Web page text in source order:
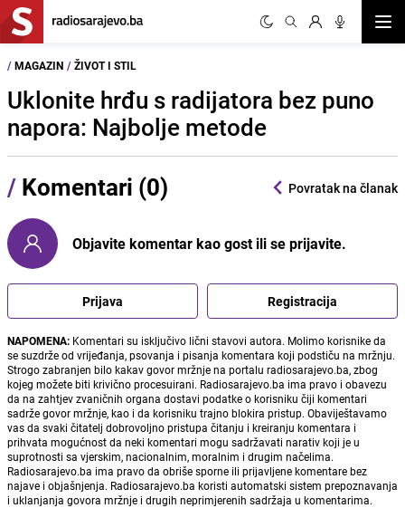
/ MAGAZIN / ŽIVOT I STIL
Uklonite hrđu s radijatora bez puno
napora: Najbolje metode
/ Komentari (0) Povratak na članak
Objavite komentar kao gost ili se prijavite.
Prijava Registracija
NAPOMENA: Komentari su isključivo lični stavovi autora. Molimo korisnike da
se suzdrže od vrijeđanja, psovanja i pisanja komentara koji podstiču na mržnju.
Strogo zabranjen bilo kakav govor mržnje na portalu radiosarajevo.ba, zbog
kojeg možete biti krivično procesuirani. Radiosarajevo.ba ima pravo i obavezu
da na zahtjev zvaničnih organa dostavi podatke o korisniku čiji komentari
sadrže govor mržnje, kao i da korisniku trajno blokira pristup. Obaviještavamo
vas da svaki čitatelj dobrovoljno pristupa čitanju i kreiranju komentara i
prihvata mogućnost da neki komentari mogu sadržavati narativ koji je u
suprotnosti sa vjerskim, nacionalnim, moralnim i drugim načelima.
Radiosarajevo.ba ima pravo da obriše sporne ili prijavljene komentare bez
najave i objašnjenja. Radiosarajevo.ba koristi automatski sistem prepoznavanja
i uklanjanja govora mržnje i drugih neprimjerenih sadržaja u komentarima.